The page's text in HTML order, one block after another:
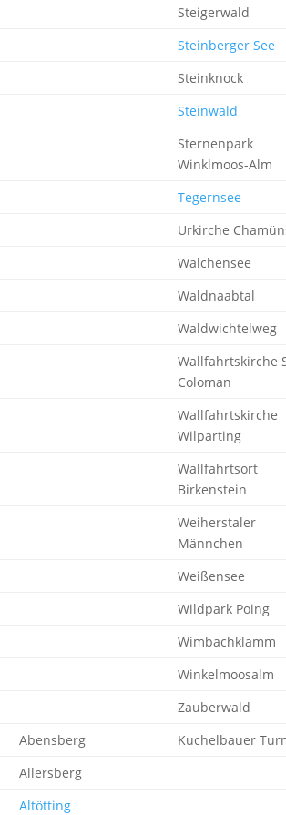
Steigerwald
Steinberger See
Steinknock
Steinwald
Sternenpark
Winklmoos-Alm
Tegernsee
Urkirche
Walchensee
Waldnaabtal
Waldwichtelweg
Wallfahrtskirche
Coloman
Wallfahrtskirche
Wilparting
Wallfahrtsort
Birkenstein
Weiherstaler
Männchen
Weißensee
Wildpark Poing
Wimbachklamm
Winkelmoosalm
Zauberwald
Abensberg
Kuchelbauer
Allersberg
Altötting